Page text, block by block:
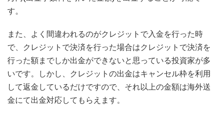
す。
また、よく間違われるのがクレジットで入金を行った時
で、クレジットで決済を行った場合はクレジットで決済を
行った額までしか出金ができないと思っている投資家が多
いです。しかし、クレジットの出金はキャンセル枠を利用
して返金しているだけですので、それ以上の金額は海外送
金にて出金対応してもらえます。